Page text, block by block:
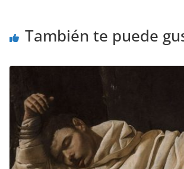
También te puede